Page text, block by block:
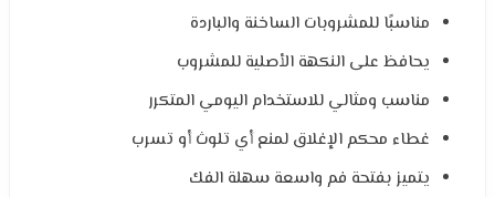
مناسبًا للمشروبات الساخنة والباردة
يحافظ على النكهة الأصلية للمشروب
مناسب ومثالي للاستخدام اليومي المتكرر
غطاء محكم الإغلاق لمنع أي تلوث أو تسرب
يتميز بفتحة فم واسعة سهلة الفك